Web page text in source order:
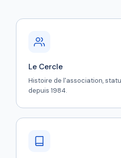
Le Cercle
Histoire de l'association,
depuis 1984.